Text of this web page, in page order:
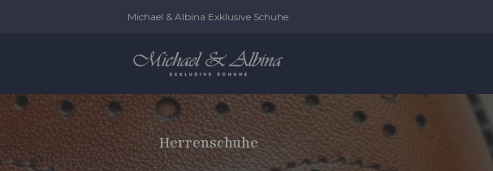
Michael & Albina Exklusive Schuhe
Herrenschuhe